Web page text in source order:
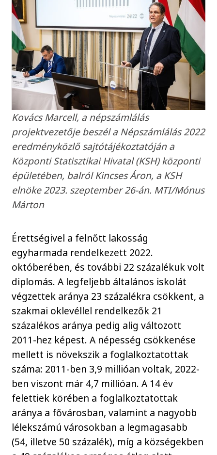
Kovács Marcell, a népszámlálás
projektvezetője beszél a Népszámlálás 2022
eredményközlő sajtótájékoztatóján a
Központi Statisztikai Hivatal (KSH) központi
épületében, balról Kincses Áron, a KSH
elnöke 2023. szeptember 26-án. MTI/Mónus
Márton
Érettségivel a felnőtt lakosság
egyharmada rendelkezett 2022.
októberében, és további 22 százalékuk volt
diplomás. A legfeljebb általános iskolát
végzettek aránya 23 százalékra csökkent, a
szakmai oklevéllel rendelkezők 21
százalékos aránya pedig alig változott
2011-hez képest. A népesség csökkenése
mellett is növekszik a foglalkoztatottak
száma: 2011-ben 3,9 millióan voltak, 2022-
ben viszont már 4,7 millióan. A 14 év
felettiek körében a foglalkoztatottak
aránya a fővárosban, valamint a nagyobb
lélekszámú városokban a legmagasabb
(54, illetve 50 százalék), míg a községekben